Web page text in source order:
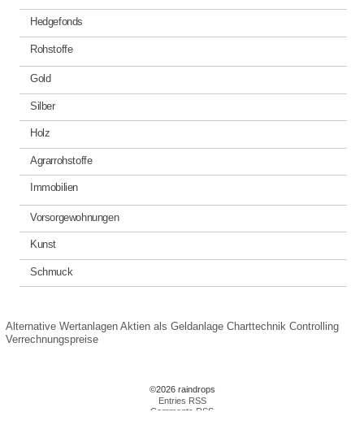
Hedgefonds
Rohstoffe
Gold
Silber
Holz
Agrarrohstoffe
Immobilien
Vorsorgewohnungen
Kunst
Schmuck
Alternative Wertanlagen Aktien als Geldanlage Charttechnik Controlling
Verrechnungspreise
©2026 raindrops
Entries RSS
Comments RSS